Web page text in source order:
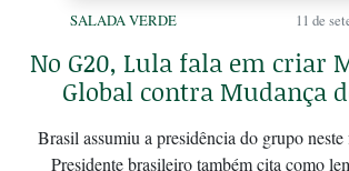
SALADA VERDE 11 de
No G20, Lula fala em criar
Global contra Mudança
Brasil assumiu a presidência do grupo neste
Presidente brasileiro também cita como